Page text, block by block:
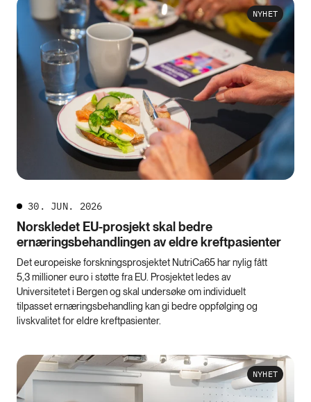
NYHET
30. JUN. 2026
Norskledet EU-prosjekt skal bedre
ernæringsbehandlingen av eldre kreftpasienter
Det europeiske forskningsprosjektet NutriCa65 har nylig fått
5,3 millioner euro i støtte fra EU. Prosjektet ledes av
Universitetet i Bergen og skal undersøke om individuelt
tilpasset ernæringsbehandling kan gi bedre oppfølging og
livskvalitet for eldre kreftpasienter.
NYHET